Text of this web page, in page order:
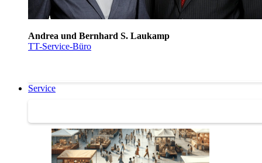
Andrea und Bernhard S. Laukamp
TT-Service-Büro
Service